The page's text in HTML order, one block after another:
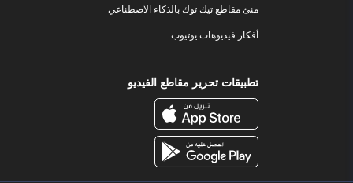
منئ مقاطع تيك توك بالذكاء الاصطناعي
أفكار فيديوهات يوتيوب
تطبيقات تحرير مقاطع الفيديو